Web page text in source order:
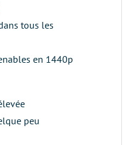
tous les
en 1440p
peu